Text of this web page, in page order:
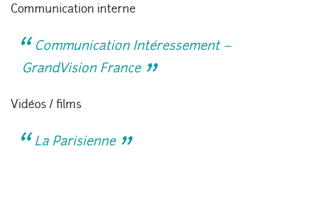
Communication interne
Communication Intéressement –
GrandVision France
Vidéos / films
La Parisienne